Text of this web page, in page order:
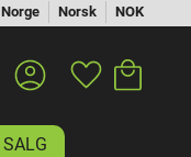
Norge Norsk NOK
Favoritter
SALG